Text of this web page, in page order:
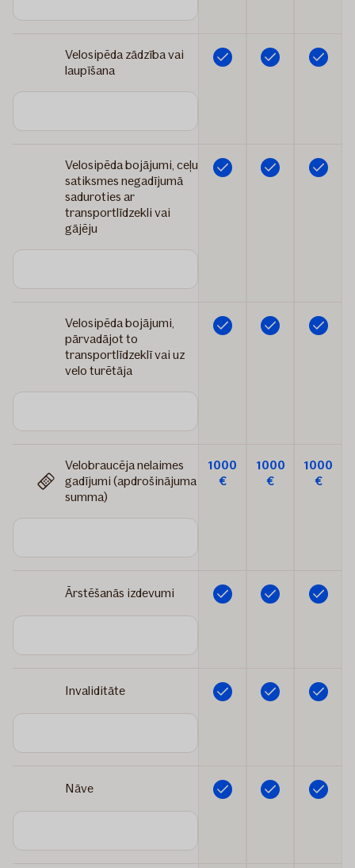
Velosipēda zādzība vai
laupīšana
Iekļauts Iekļauts Iekļauts
Velosipēda bojājumi, ceļu
satiksmes negadījumā
saduroties ar
transportlīdzekli vai
gājēju
Iekļauts Iekļauts Iekļauts
Velosipēda bojājumi,
pārvadājot to
transportlīdzeklī vai uz
velo turētāja
Iekļauts Iekļauts Iekļauts
Velobraucēja nelaimes
gadījumi (apdrošinājuma
summa)
1000
€
1000
€
1000
€
Ārstēšanās izdevumi Iekļauts Iekļauts Iekļauts
Invaliditāte Iekļauts Iekļauts Iekļauts
Nāve Iekļauts Iekļauts Iekļauts